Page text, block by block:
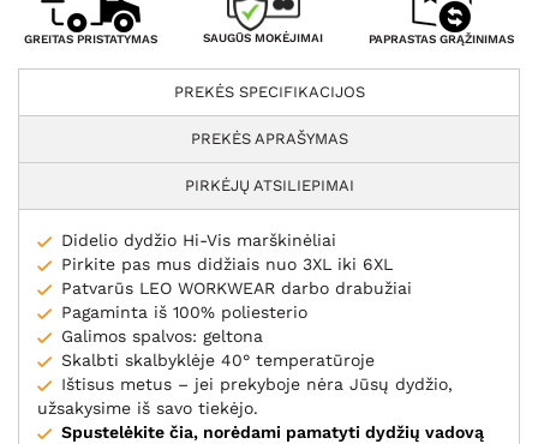
GREITAS PRISTATYMAS SAUGŪS MOKĖJIMAI PAPRASTAS GRĄŽINIMAS
PREKĖS SPECIFIKACIJOS
PREKĖS APRAŠYMAS
PIRKĖJŲ ATSILIEPIMAI
Didelio dydžio Hi-Vis marškinėliai
Pirkite pas mus didžiais nuo 3XL iki 6XL
Patvarūs LEO WORKWEAR darbo drabužiai
Pagaminta iš 100% poliesterio
Galimos spalvos: geltona
Skalbti skalbyklėje 40° temperatūroje
Ištisus metus – jei prekyboje nėra Jūsų dydžio,
užsakysime iš savo tiekėjo.
Spustelėkite čia, norėdami pamatyti dydžių vadovą